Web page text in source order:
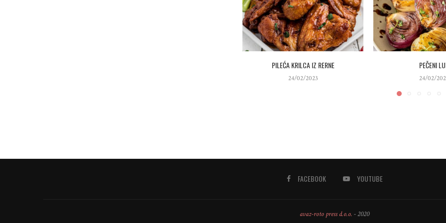
PILEĆA KRILCA IZ RERNE
24/02/2023
PEČENI
24/02/
FACEBOOK YOUTUBE
avaz-roto press d.o.o. - 2020